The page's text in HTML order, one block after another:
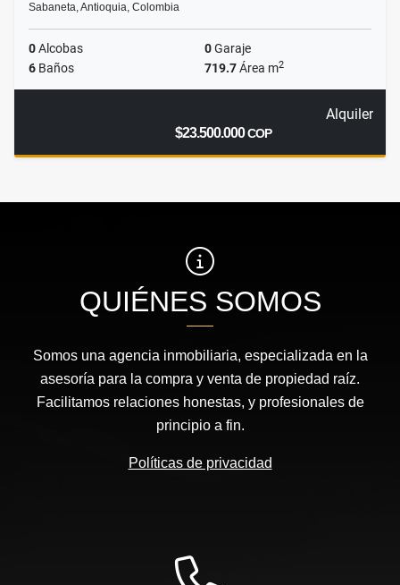
Sabaneta, Antioquia, Colombia
0Alcobas 0Garaje
6 Baños 719.7Área m2
Alquiler
$23.500.000COP
QUIÉNES SOMOS
Somos una agencia inmobiliaria, especializada en la
asesoría para la compra y venta de propiedad raíz.
Facilitamos relaciones honestas, y profesionales de
principio a fin.
Políticas de privacidad